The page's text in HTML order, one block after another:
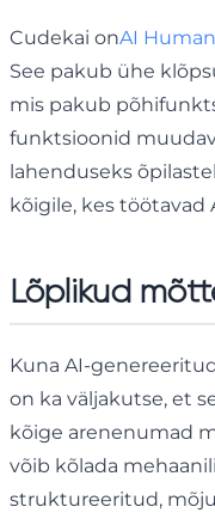
Cudekai onAI
See pakub ühe
mis pakub
funktsioonid
lahenduseks
kõigile, kes töötavad
Lõplikud
Kuna AI-
on ka väljakutse, et
kõige arenenumad
võib kõlada
struktureeritud,